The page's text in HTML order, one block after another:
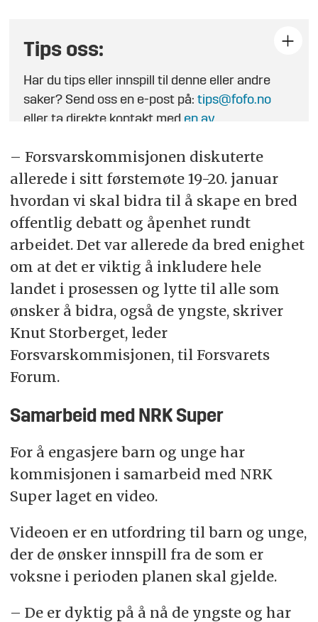
Tips oss:
Har du tips eller innspill til denne eller andre
saker? Send oss en e-post på:tips@fofo.no
eller ta direkte kontakt med en av
– Forsvarskommisjonen diskuterte
allerede i sitt førstemøte 19-20. januar
hvordan vi skal bidra til å skape en bred
offentlig debatt og åpenhet rundt
arbeidet. Det var allerede da bred enighet
om at det er viktig å inkludere hele
landet i prosessen og lytte til alle som
ønsker å bidra, også de yngste, skriver
Knut Storberget, leder
Forsvarskommisjonen, til Forsvarets
Forum.
Samarbeid med NRK Super
For å engasjere barn og unge har
kommisjonen i samarbeid med NRK
Super laget en video.
Videoen er en utfordring til barn og unge,
der de ønsker innspill fra de som er
voksne i perioden planen skal gjelde.
– De er dyktig på å nå de yngste og har